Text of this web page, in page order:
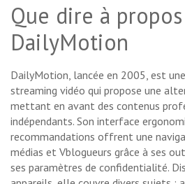
Que dire à
DailyMotion
DailyMotion, lancée en 2005, est
streaming vidéo qui propose une
mettant en avant des contenus
indépendants. Son interface
recommandations offrent une
médias et Vblogueurs grâce à ses
ses paramètres de confidentialité.